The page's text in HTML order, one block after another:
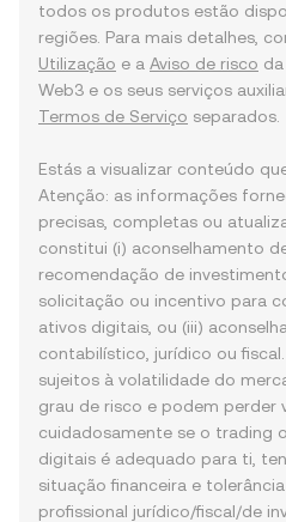
todos os produtos estão
regiões. Para mais detalhes,
Utilização e a Aviso de risco
Web3 e os seus serviços
Termos de Serviço separados.
Estás a visualizar conteúdo
Atenção: as informações
precisas, completas ou
constitui (i) aconselhamento
recomendação de
solicitação ou incentivo para
ativos digitais, ou (iii)
contabilístico, jurídico ou
sujeitos à volatilidade do
grau de risco e podem perder
cuidadosamente se o trading
digitais é adequado para ti,
situação financeira e
profissional jurídico/fiscal/de